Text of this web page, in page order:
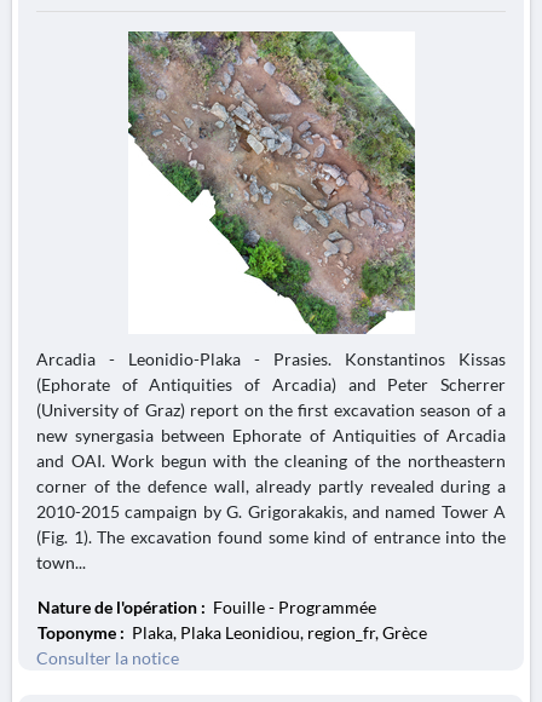
Arcadia - Leonidio-Plaka - Prasies. Konstantinos Kissas
(Ephorate of Antiquities of Arcadia) and Peter Scherrer
(University of Graz) report on the first excavation season of a
new synergasia between Ephorate of Antiquities of Arcadia
and OAI. Work begun with the cleaning of the northeastern
corner of the defence wall, already partly revealed during a
2010-2015 campaign by G. Grigorakakis, and named Tower A
(Fig. 1). The excavation found some kind of entrance into the
town...
Nature de l'opération : Fouille - Programmée
Toponyme : Plaka, Plaka Leonidiou, region_fr, Grèce
Consulter la notice